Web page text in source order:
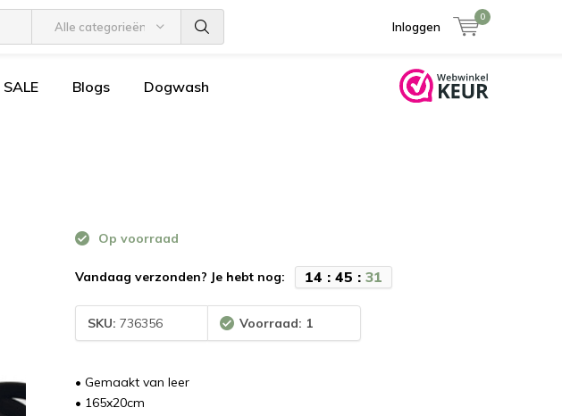
Alle categorieën Inloggen
0
SALE Blogs Dogwash
Op voorraad
Vandaag verzonden? Je hebt nog: 14 :45 :31
SKU: 736356 Voorraad: 1
• Gemaakt van leer
• 165x20cm